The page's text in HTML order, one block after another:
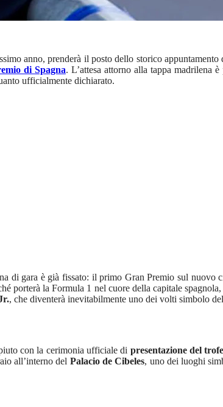
anno, prenderà il posto dello storico
di Spagna. L’attesa attorno alla tappa madrilena
ufficialmente dichiarato.
di gara è già fissato: il primo Gran Premio sul nuovo
porterà la Formula 1 nel cuore della capitale
, che diventerà inevitabilmente uno dei volti simbolo
con la cerimonia ufficiale di presentazione del
all’interno del Palacio de Cibeles, uno dei luoghi